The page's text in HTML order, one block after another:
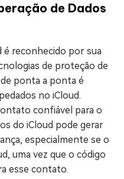
de Dados
é reconhecido por sua
de proteção de
ponta a ponta é
no iCloud.
confiável para o
do iCloud pode gerar
especialmente se o
uma vez que o código
esse contato.